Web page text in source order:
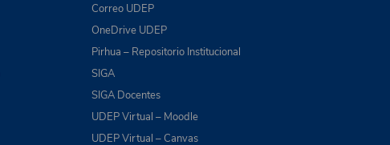
Correo UDEP
OneDrive UDEP
Pirhua – Repositorio Institucional
SIGA
SIGA Docentes
UDEP Virtual – Moodle
UDEP Virtual – Canvas